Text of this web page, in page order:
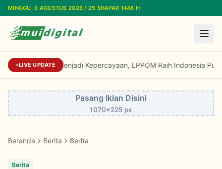
Lewati ke konten utama
MINGGU, 9 AGUSTUS 2026 / 25 SHAFAR 1448 H
LIVE UPDATE
Dari Reputasi Menjadi Kepercayaan, LPPOM Raih Indonesia
Pasang Iklan Disini
1070x225 px
Beranda Berita Berita
Berita